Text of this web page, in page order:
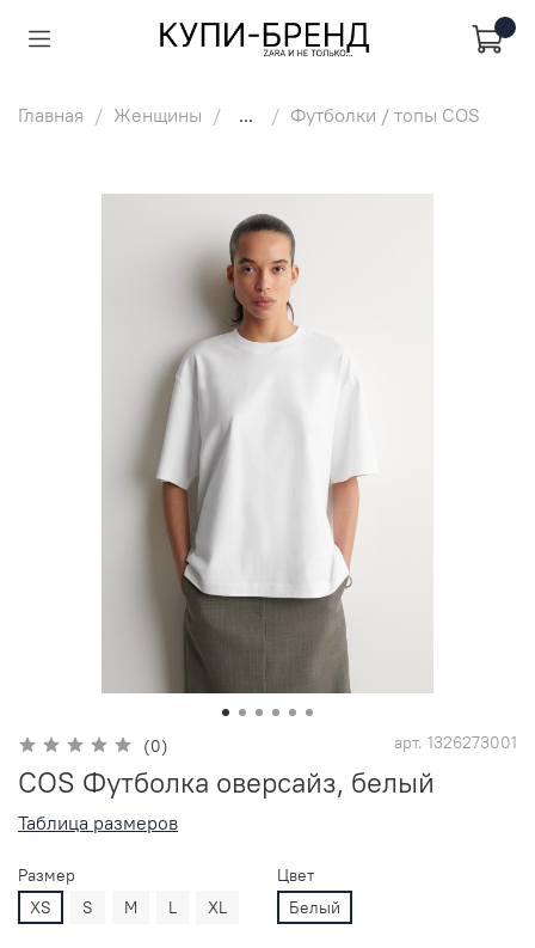
Главная Женщины ... Футболки / топы COS
(0) арт. 1326273001
COS Футболка оверсайз, белый
Таблица размеров
Размер
XS
S M L XL
Цвет
Белый